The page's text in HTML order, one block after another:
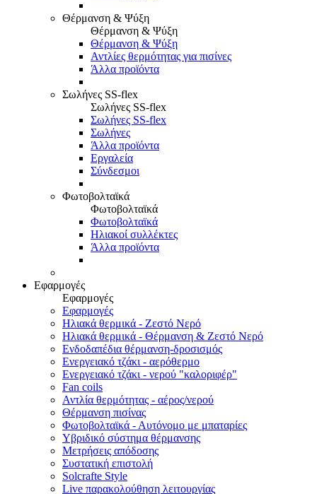
Θέρμανση & Ψύξη
Θέρμανση & Ψύξη
Θέρμανση & Ψύξη
Αντλίες θερμότητας για πισίνες
Άλλα προϊόντα
Σωλήνες SS-flex
Σωλήνες SS-flex
Σωλήνες SS-flex
Σωλήνες
Άλλα προϊόντα
Εργαλεία
Σύνδεσμοι
Φωτοβολταϊκά
Φωτοβολταϊκά
Φωτοβολταϊκά
Ηλιακοί συλλέκτες
Άλλα προϊόντα
Εφαρμογές
Εφαρμογές
Εφαρμογές
Ηλιακά θερμικά - Ζεστό Νερό
Ηλιακά θερμικά - Θέρμανση & Ζεστό Νερό
Ενδοδαπέδια θέρμανση-δροσισμός
Ενεργειακό τζάκι - αερόθερμο
Ενεργειακό τζάκι - νερού "καλοριφέρ"
Fan coils
Αντλία θερμότητας - αέρος/νερού
Θέρμανση πισίνας
Φωτοβολταϊκά - Αυτόνομο με μπαταρίες
Υβριδικό σύστημα θέρμανσης
Μετρήσεις απόδοσης
Συστατική επιστολή
Solcrafte Style
Live παρακολούθηση λειτουργίας